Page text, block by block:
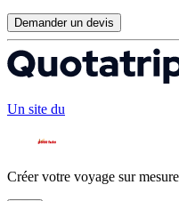
Demander un devis
Un site du
Créer votre voyage sur